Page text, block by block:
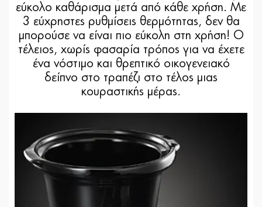
εύκολο καθάρισμα μετά από κάθε χρήση. Με
3 εύχρηστες ρυθμίσεις θερμότητας, δεν θα
μπορούσε να είναι πιο εύκολη στη χρήση! Ο
τέλειος, χωρίς φασαρία τρόπος για να έχετε
ένα νόστιμο και θρεπτικό οικογενειακό
δείπνο στο τραπέζι στο τέλος μιας
κουραστικής μέρας.